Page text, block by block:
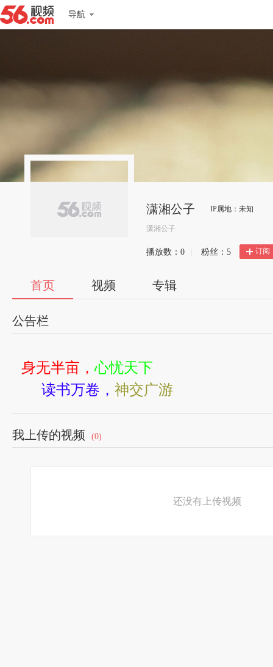
导航
潇湘公子 IP属地：未知
潇湘公子
播放数： 0 粉丝： 5 订阅
首页 视频 专辑
公告栏
身无半亩，心忧天下
读书万卷， 神交广游
我上传的视频 (0)
还没有上传视频